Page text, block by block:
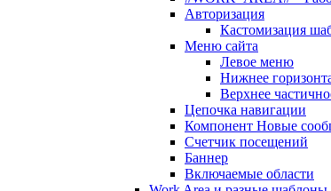
Авторизация
Кастомизация
Меню сайта
Левое меню
Нижнее
Верхнее
Цепочка навигации
Компонент Новые
Счетчик посещений
Баннер
Включаемые области